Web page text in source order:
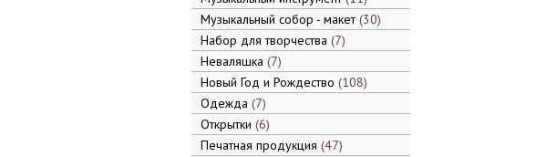
Музыкальный собор - макет 30
Набор для творчества 7
Неваляшка 7
Новый Год и Рождество 108
Одежда 7
Открытки 6
Печатная продукция 47